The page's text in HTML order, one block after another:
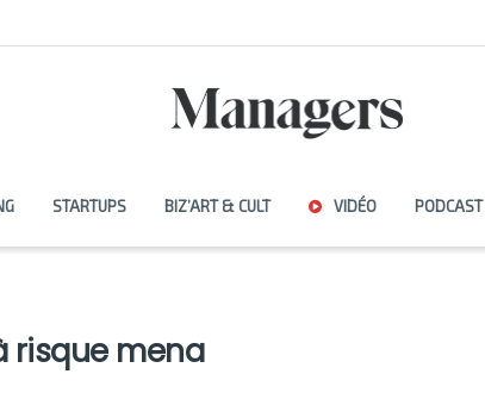
STARTUPS BIZ’ART & CULT VIDÉO PODCAST
risque mena